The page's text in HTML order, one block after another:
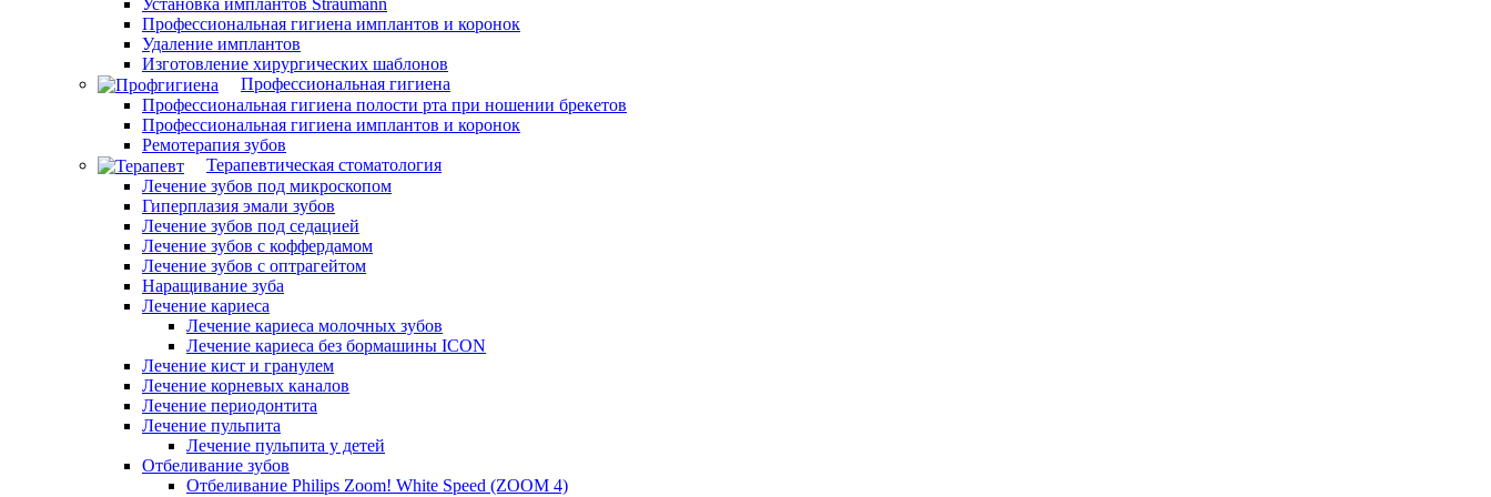
Профессиональная гигиена имплантов и коронок
Удаление имплантов
Изготовление хирургических шаблонов
Профессиональная гигиена
Профессиональная гигиена полости рта при ношении брекетов
Профессиональная гигиена имплантов и коронок
Ремотерапия зубов
Терапевтическая стоматология
Лечение зубов под микроскопом
Гиперплазия эмали зубов
Лечение зубов под седацией
Лечение зубов с коффердамом
Лечение зубов с оптрагейтом
Наращивание зуба
Лечение кариеса
Лечение кариеса молочных зубов
Лечение кариеса без бормашины ICON
Лечение кист и гранулем
Лечение корневых каналов
Лечение периодонтита
Лечение пульпита
Лечение пульпита у детей
Отбеливание зубов
Отбеливание Philips Zoom! White Speed (ZOOM 4)